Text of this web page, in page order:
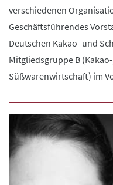
verschiedenen
Geschäftsführendes
Deutschen Kakao- und
Mitgliedsgruppe B
Süßwarenwirtschaft) im